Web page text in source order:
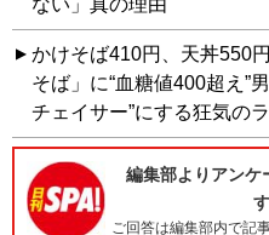
ない」真の理由
かけそば410円、天丼550
そば」に“血糖値400超え”
チェイサー”にする狂気の